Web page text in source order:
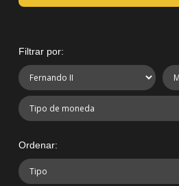
Filtrar por:
Ordenar: